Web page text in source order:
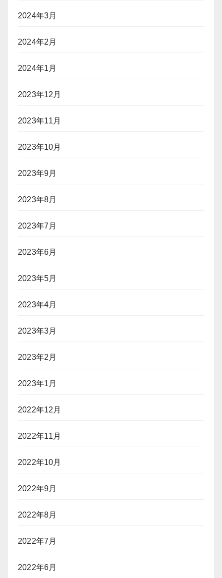
2024年3月
2024年2月
2024年1月
2023年12月
2023年11月
2023年10月
2023年9月
2023年8月
2023年7月
2023年6月
2023年5月
2023年4月
2023年3月
2023年2月
2023年1月
2022年12月
2022年11月
2022年10月
2022年9月
2022年8月
2022年7月
2022年6月